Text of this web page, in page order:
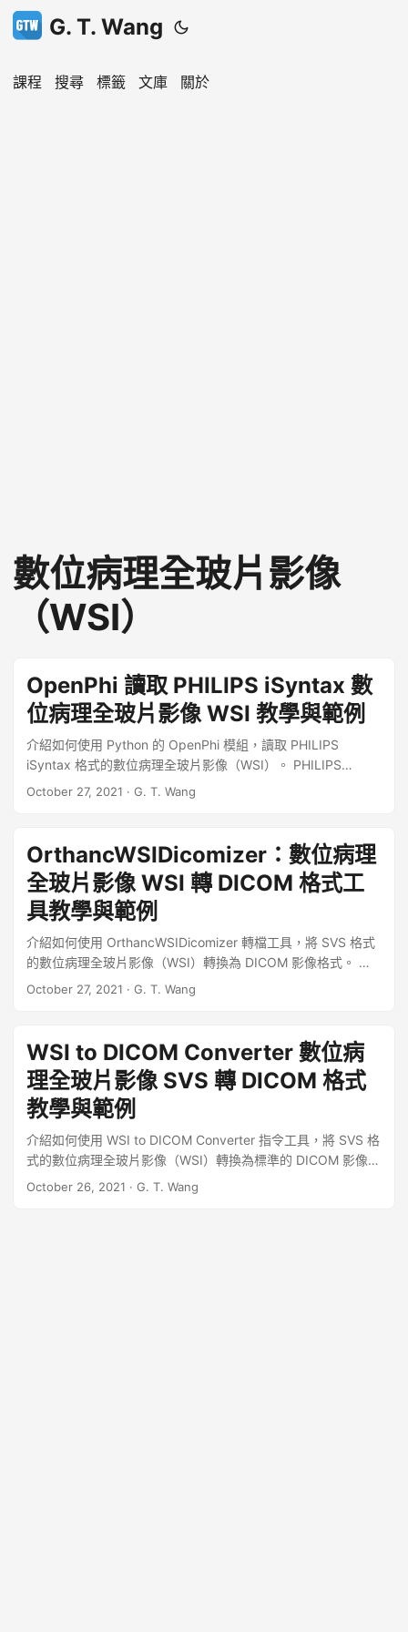
G. T. Wang
課程 搜尋 標籤 文庫 關於
數位病理全玻片影像
（WSI）
OpenPhi 讀取 PHILIPS iSyntax 數
位病理全玻片影像 WSI 教學與範例
介紹如何使用 Python 的 OpenPhi 模組，讀取 PHILIPS
iSyntax 格式的數位病理全玻片影像（WSI）。 PHILIPS
iSyntax iSyntax 是 PHILIPS 公司所使用的 WSI 影像格式，應
大小，降幅達 25%，除此之外 iSyntax 格式也沒有位元深度
（bit-depths）與通道（channels）數上限，詳細的說明可以
參考 PHILIPS Pathology SDK。 ...
October 27, 2021 · G. T. Wang
OrthancWSIDicomizer：數位病理
全玻片影像 WSI 轉 DICOM 格式工
具教學與範例
介紹如何使用 OrthancWSIDicomizer 轉檔工具，將 SVS 格式
的數位病理全玻片影像（WSI）轉換為 DICOM 影像格式。 安
裝 OrthancWSIDicomizer 若在 Ubuntu Linux 中，
October 27, 2021 · G. T. Wang
WSI to DICOM Converter 數位病
理全玻片影像 SVS 轉 DICOM 格式
教學與範例
介紹如何使用 WSI to DICOM Converter 指令工具，將 SVS 格
式的數位病理全玻片影像（WSI）轉換為標準的 DICOM 影像格
式。 下載與編譯 WSI to DICOM Converter 從 WSI to DICOM
October 26, 2021 · G. T. Wang